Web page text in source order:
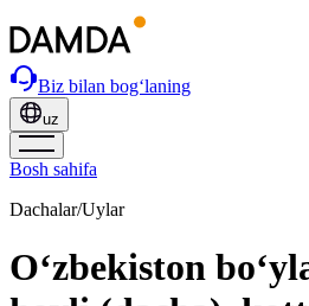
Biz bilan bog‘laning
uz
Bosh sahifa
Dachalar/Uylar
O‘zbekiston